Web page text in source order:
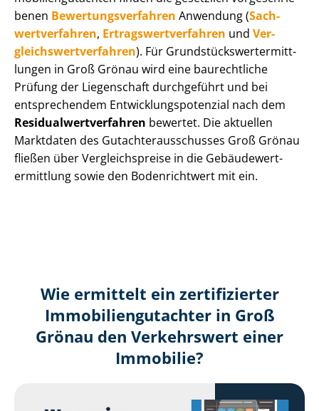
be­nen Be­wer­tungs­ver­fah­ren Anwendung (Sach­
wert­ver­fah­ren, Er­trags­wert­ver­fah­ren und Ver­
gleichs­wert­ver­fah­ren). Für Grund­stücks­wert­ermitt­
lun­gen in Groß Grönau wird eine baurechtliche
Prüfung der Liegenschaft durchgeführt und bei
entsprechendem Ent­wick­lungs­po­ten­zi­al nach dem
Re­si­du­al­wert­ver­fah­ren bewertet. Die aktuellen
Marktdaten des Gut­ach­ter­aus­schus­ses Groß Grönau
fließen über Ver­gleichs­prei­se in die Ge­bäu­de­wert­
ermitt­lung sowie den Bodenrichtwert mit ein.
Wie ermittelt ein zertifizierter
Immobilien­gutachter in Groß
Grönau den Verkehrswert einer
Immobilie?